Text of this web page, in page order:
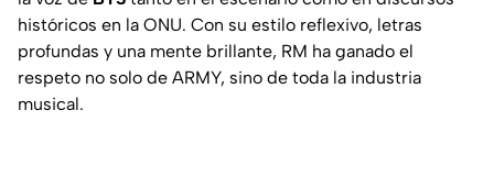
históricos en la ONU. Con su estilo reflexivo, letras
profundas y una mente brillante, RM ha ganado el
respeto no solo de ARMY, sino de toda la industria
musical.